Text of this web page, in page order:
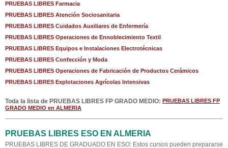
PRUEBAS LIBRES Farmacia
PRUEBAS LIBRES Atención Sociosanitaria
PRUEBAS LIBRES Cuidados Auxiliares de Enfermería
PRUEBAS LIBRES Operaciones de Ennoblecimiento Textil
PRUEBAS LIBRES Equipos e Instalaciones Electrotécnicas
PRUEBAS LIBRES Confección y Moda
PRUEBAS LIBRES Operaciones de Fabricación de Productos Cerámicos
PRUEBAS LIBRES Explotaciones Agrícolas Intensivas
Toda la lista de PRUEBAS LIBRES FP GRADO MEDIO: PRUEBAS LIBRES FP
GRADO MEDIO en ALMERIA
PRUEBAS LIBRES ESO EN ALMERIA
PRUEBAS LIBRES DE GRADUADO EN ESO: Estos cursos pueden prepararse